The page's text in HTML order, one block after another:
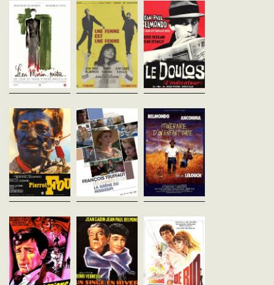
vofr - 130'
Pendant l’Occupation, Barny,
jeune veuve d’un juif
communiste et mère d’une
fillette, se confie au prêtre de
sa commune, l’Abbé Morin.
Entre eux, s’...
France - 1961
vost - 83'
Angela est danoise et travaille
comme strip-teaseuse dans
une boîte de nuit minable, à
Paris. Emile est libraire et
coureur cycliste à ses
moments...
vf - 108'
À sa sortie de prison,
Faugel prépare un
cambriolage avec l’aide
ami Silien, un « doulos »
(signifiant chapeau en
mais qui dans...
Pierrot le fou
Jean-Luc Godard
vofr - 110'
Ferdinand, marié à une
femme riche, s’ennuie. Au
cours d’une soirée, il
rencontre Marianne, une
étudiante qu’il a connue cinq
ans auparavant....
La Sirène du
Mississipi
France - 1969
vofr - 123'
Un industriel réunionnais,
Louis Mahé, décide de se
marier par petites annonces.
Il rencontre Julie, une
superbe femme, différente de
la photo qu’il...
Itinéraire d'un
enfant gâté
France - 1988
vost - 125'
Sam Lion a été élevé
milieu du cirque puis a
faire une reconversion
comme chef
Mais la cinquantaine
il se...
Les Distractions
Jacques Dupont
vost - 101'
Un journaliste parisien est
chargé d’un reportage sur un
malfaiteur qui a tué un policier
en prenant la fuite. Sur les
lieux, il découvre qu’il s’...
Un Singe en Hiver
Henri Verneuil
vost - 105'
L'hôtelier d'une petite station
balnéaire de Normandie a juré
à sa femme de ne plus
toucher à un verre d'alcool.
C'était sans compter avec
l'arrivée...
L'Homme de Rio
Philippe de Broca
vost - 112'
soldat en permission,
assiste, impuissant, à
l'enlèvement de sa
Agnès Villermosa par
inconnus.